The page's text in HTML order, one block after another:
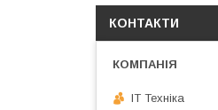
КОНТАКТИ
IT Техніка